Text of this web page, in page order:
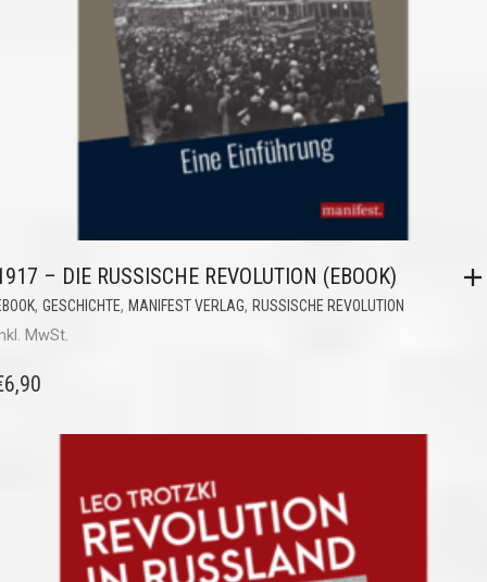
– DIE RUSSISCHE REVOLUTION (EBOOK)
, GESCHICHTE, MANIFEST VERLAG, RUSSISCHE REVOLUTION
MwSt.
6,90